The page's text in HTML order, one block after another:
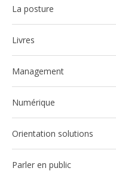
La posture
Livres
Management
Numérique
Orientation solutions
Parler en public